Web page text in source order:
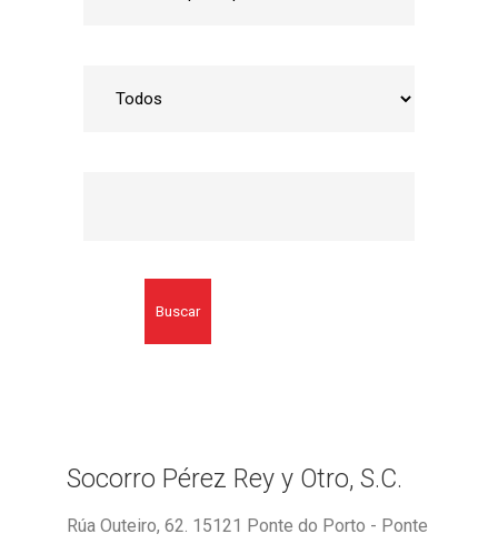
Buscar
Socorro Pérez Rey y Otro, S.C.
Rúa Outeiro, 62. 15121 Ponte do Porto - Ponte